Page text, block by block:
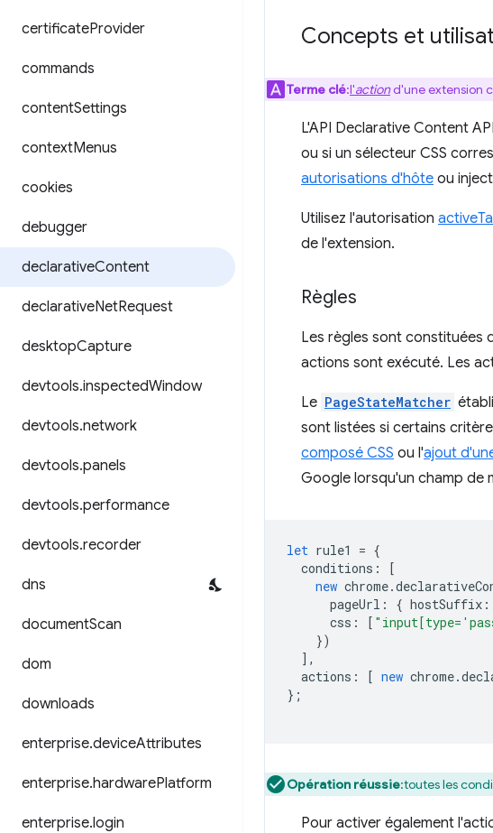
certificateProvider
commands
contentSettings
contextMenus
cookies
debugger
declarativeContent
declarativeNetRequest
desktopCapture
devtools.inspectedWindow
devtools.network
devtools.panels
devtools.performance
devtools.recorder
dns
documentScan
dom
downloads
enterprise.deviceAttributes
enterprise.hardwarePlatform
enterprise.login
Concepts et
Terme clé:l'actiond'une extension
L'API Declarative Content
ou si un sélecteur CSS
autorisations d'hôte ou
Utilisez l'autorisation
de l'extension.
Règles
Les règles sont constituées
actions sont exécuté. Les
Le PageStateMatcher
sont listées si certains
composé CSS ou l'ajout
Google lorsqu'un champ de
let rule1 = {
conditions :
[
new chrome.
pageUrl : { hostSuffix :
css : [
})
],
actions : [ new chrome.
};
Opération réussie:toutes les
Pour activer également